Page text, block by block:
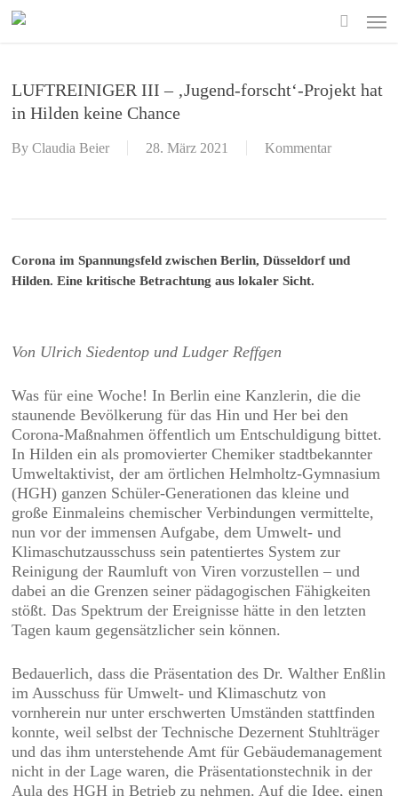
Skip
LUFTREINIGER III – ‚Jugend-forscht‘-Projekt hat
in Hilden keine Chance
By Claudia Beier 28. März 2021 Kommentar
Corona im Spannungsfeld zwischen Berlin, Düsseldorf und
Hilden. Eine kritische Betrachtung aus lokaler Sicht.
Von Ulrich Siedentop und Ludger Reffgen
Was für eine Woche! In Berlin eine Kanzlerin, die die
staunende Bevölkerung für das Hin und Her bei den
Corona-Maßnahmen öffentlich um Entschuldigung bittet.
In Hilden ein als promovierter Chemiker stadtbekannter
Umweltaktivist, der am örtlichen Helmholtz-Gymnasium
(HGH) ganzen Schüler-Generationen das kleine und
große Einmaleins chemischer Verbindungen vermittelte,
nun vor der immensen Aufgabe, dem Umwelt- und
Klimaschutzausschuss sein patentiertes System zur
Reinigung der Raumluft von Viren vorzustellen – und
dabei an die Grenzen seiner pädagogischen Fähigkeiten
stößt. Das Spektrum der Ereignisse hätte in den letzten
Tagen kaum gegensätzlicher sein können.
Bedauerlich, dass die Präsentation des Dr. Walther Enßlin
im Ausschuss für Umwelt- und Klimaschutz von
vornherein nur unter erschwerten Umständen stattfinden
konnte, weil selbst der Technische Dezernent Stuhlträger
und das ihm unterstehende Amt für Gebäudemanagement
nicht in der Lage waren, die Präsentationstechnik in der
Aula des HGH in Betrieb zu nehmen. Auf die Idee, einen